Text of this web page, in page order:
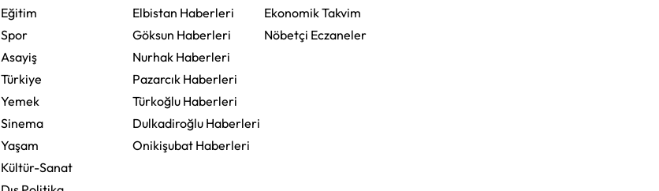
Eğitim
Spor
Asayiş
Türkiye
Yemek
Sinema
Yaşam
Kültür-Sanat
Elbistan Haberleri
Göksun Haberleri
Nurhak Haberleri
Pazarcık Haberleri
Türkoğlu Haberleri
Dulkadiroğlu Haberleri
Onikişubat Haberleri
Ekonomik Takvim
Nöbetçi Eczaneler